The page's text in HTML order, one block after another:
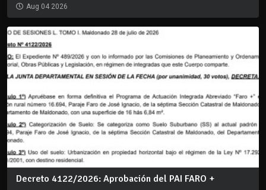
Aug 04 2026
Decreto 4122/2026: Aprobación del PAI FARO +